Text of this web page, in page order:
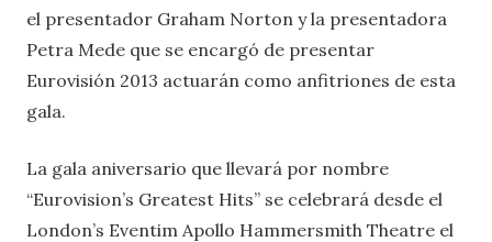
el presentador Graham Norton y la presentadora
Petra Mede que se encargó de presentar
Eurovisión 2013 actuarán como anfitriones de esta
gala.
La gala aniversario que llevará por nombre
“Eurovision’s Greatest Hits” se celebrará desde el
London’s Eventim Apollo Hammersmith Theatre el